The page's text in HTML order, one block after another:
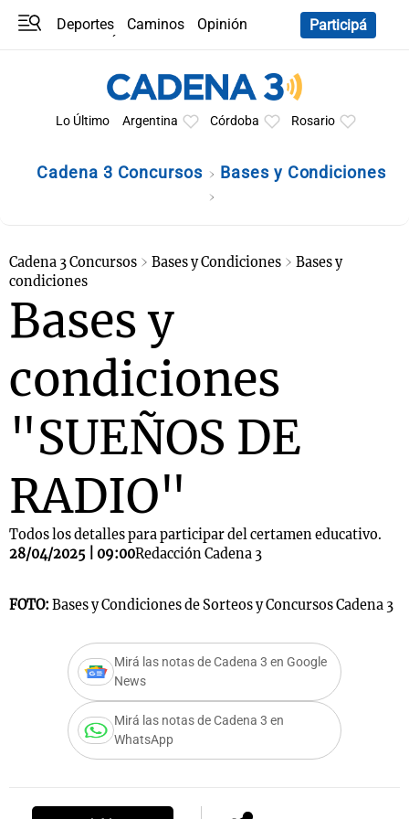
Deportes Caminos
Opinión
Participá
Lo Último Argentina Córdoba Rosario
Cadena 3 Concursos Bases y Condiciones
Cadena 3 Concursos Bases y Condiciones
Bases y
condiciones
Bases y
condiciones
"SUEÑOS DE
RADIO"
Todos los detalles para participar del certamen educativo.
28/04/2025 | 09:00Redacción Cadena 3
FOTO: Bases y Condiciones de Sorteos y Concursos Cadena 3
Mirá las notas de Cadena 3 en Google
News
Mirá las notas de Cadena 3 en
WhatsApp